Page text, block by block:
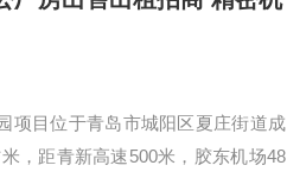
项目位于青岛市城阳区夏庄街道成
，距青新高速500米，胶东机场48